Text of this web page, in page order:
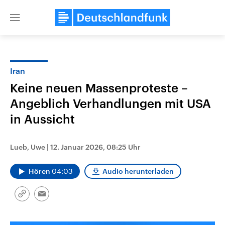
Close
Landtagswahl Sachsen-Anhalt
Alle Informationen
Sachsen-Anhalt wählt am 6.
Bundesland von einer Koalition aus
USA
mit großem Einfluss auf
Iran
Keine neuen Massenproteste –
Angeblich Verhandlungen mit USA
in Aussicht
Lueb, Uwe | 12. Januar 2026, 08:25 Uhr
Hören 04:03 Audio herunterladen
Link
Email